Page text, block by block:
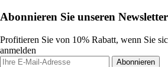
Abonnieren Sie unseren Newsletter
Profitieren Sie von 10% Rabatt, wenn Sie
anmelden
Abonnieren